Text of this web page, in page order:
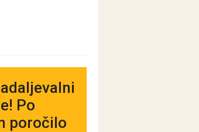
Po
poročilo